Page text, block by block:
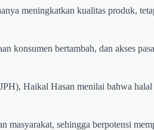
meningkatkan kualitas produk,
konsumen bertambah, dan akses
Haikal Hasan menilai bahwa
sehingga berpotensi